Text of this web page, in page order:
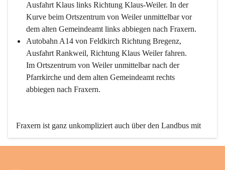
Ausfahrt Klaus links Richtung Klaus-Weiler. In der
Kurve beim Ortszentrum von Weiler unmittelbar vor
dem alten Gemeindeamt links abbiegen nach Fraxern.
Autobahn A14 von Feldkirch Richtung Bregenz,
Ausfahrt Rankweil, Richtung Klaus Weiler fahren.
Im Ortszentrum von Weiler unmittelbar nach der
Pfarrkirche und dem alten Gemeindeamt rechts
abbiegen nach Fraxern.
Fraxern ist ganz unkompliziert auch über den Landbus mit
den öffentlichen Verkehrsmitteln zu erreichen. Die Linie